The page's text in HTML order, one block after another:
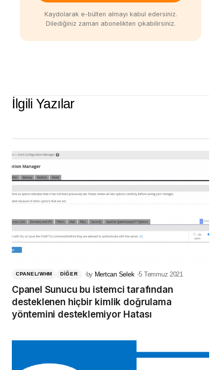
Kaydolarak e-bülten almayı kabul edersiniz.
Dilediğiniz zaman abonelikten çıkabilirsiniz.
İlgili Yazılar
CPANEL/WHM DIĞER by Mertcan Selek 5 Temmuz 2021
Cpanel Sunucu bu istemci tarafından
desteklenen hiçbir kimlik doğrulama
yöntemini desteklemiyor Hatası